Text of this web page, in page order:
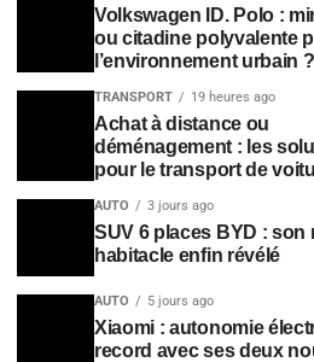
Volkswagen ID. Polo :
ou citadine polyvalente
l’environnement urbain ?
TRANSPORT 19 heures ago
Achat à distance ou
déménagement : les
pour le transport de
AUTO 3 jours ago
SUV 6 places BYD : son
habitacle enfin révélé
AUTO 5 jours ago
Xiaomi : autonomie
record avec ses deux